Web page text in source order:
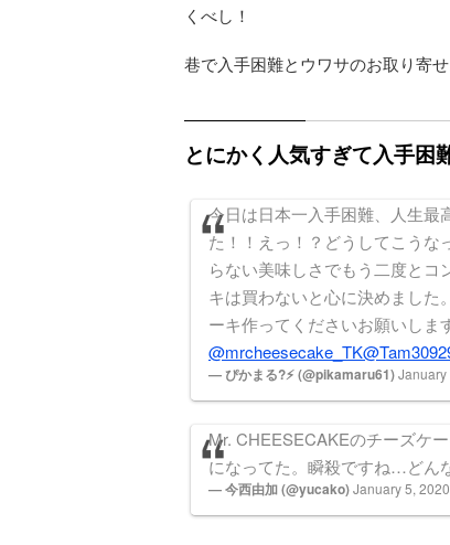
くべし！
巷で入手困難とウワサのお取り寄
とにかく人気すぎて入手困
今日は日本一入手困難、人生最
た！！えっ！？どうしてこうな
らない美味しさでもう二度とコ
キは買わないと心に決めました
ーキ作ってくださいお願いしま
@mrcheesecake_TK
— ぴかまる?⚡ (@pikamaru61)January
Mr. CHEESECAKEのチーズケ
になってた。瞬殺ですね…どん
— 今西由加 (@yucako)January 5, 2020